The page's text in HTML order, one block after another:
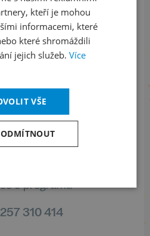
sociálních sítích
LinkedIn
flickr
stavu objednávek
049 232
o programu
310 414
kteří je mohou
informacemi, které
které shromáždili
jejich služeb. Více
VŠE
ODMÍTNOUT